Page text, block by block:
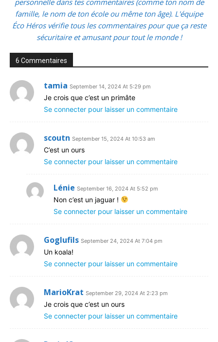
personnelle dans tes commentaires (comme ton nom de
famille, le nom de ton école ou même ton âge). L'équipe
Éco Héros vérifie tous les commentaires pour que ça reste
sécuritaire et amusant pour tout le monde !
6 Commentaires
tamia September 14, 2024 At 5:29 pm
Je crois que c’est un primâte
Se connecter pour laisser un commentaire
scoutn September 15, 2024 At 10:53 am
C’est un ours
Se connecter pour laisser un commentaire
Lénie September 16, 2024 At 5:52 pm
Non c’est un jaguar !
Se connecter pour laisser un commentaire
Goglufils September 24, 2024 At 7:04 pm
Un koala!
Se connecter pour laisser un commentaire
MarioKrat September 29, 2024 At 2:23 pm
Je crois que c’est un ours
Se connecter pour laisser un commentaire